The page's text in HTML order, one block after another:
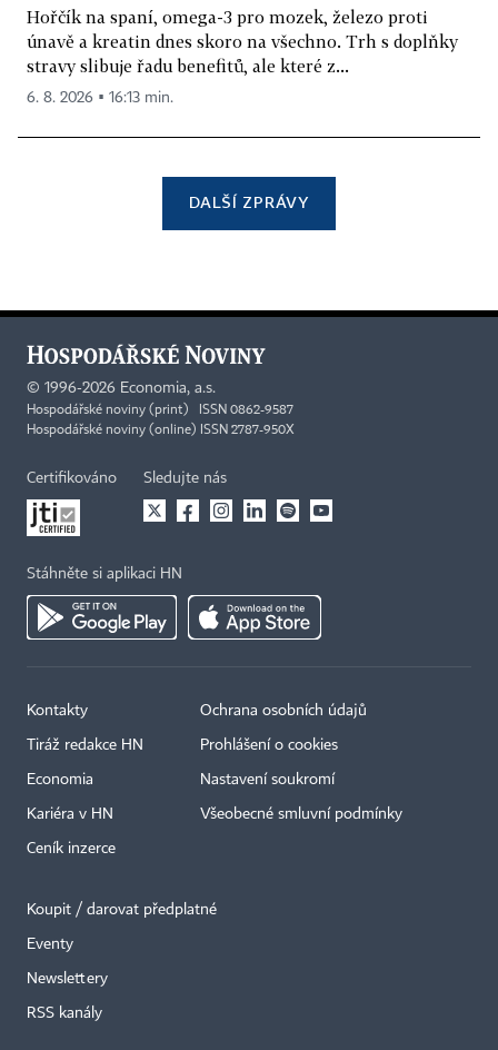
Hořčík na spaní, omega-3 pro mozek, železo proti
únavě a kreatin dnes skoro na všechno. Trh s doplňky
stravy slibuje řadu benefitů, ale které z...
6. 8. 2026 ▪ 16:13 min.
DALŠÍ ZPRÁVY
© 1996-2026 Economia, a.s.
Hospodářské noviny (print) ISSN 0862-9587
Hospodářské noviny (online) ISSN 2787-950X
Certifikováno Sledujte nás
Stáhněte si aplikaci HN
Kontakty
Tiráž redakce HN
Economia
Kariéra v HN
Ceník inzerce
Ochrana osobních údajů
Prohlášení o cookies
Nastavení soukromí
Všeobecné smluvní podmínky
Koupit / darovat předplatné
Eventy
Newslettery
RSS kanály